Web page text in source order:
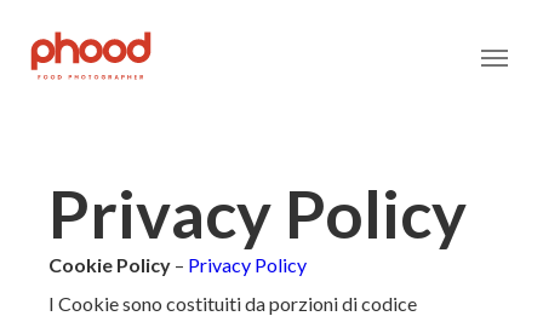
Homepage
Portfolio
Privacy Policy
Cookie Policy – Privacy Policy
I Cookie sono costituiti da porzioni di codice